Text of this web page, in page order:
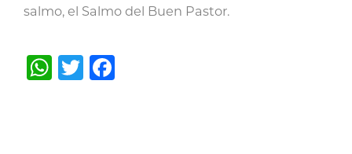
salmo, el Salmo del Buen Pastor.
WhatsApp
Twitter